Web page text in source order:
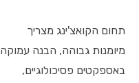
תחום הקואצ'ינג מצריך
מיומנות גבוהה, הבנה עמוקה
באספקטים פסיכולוגיים,